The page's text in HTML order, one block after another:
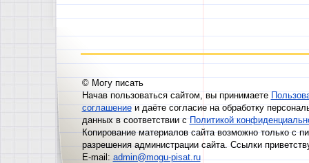
© Могу писать
Начав пользоваться сайтом, вы принимаете
соглашениеи даёте согласие на обработку
данных в соответствии сПолитикой
Копирование материалов сайта возможно только с
разрешения администрации сайта. Ссылки
E-mail: admin@mogu-pisat.ru